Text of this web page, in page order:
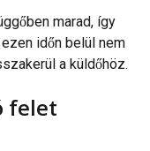
marad, így
időn belül nem
a küldőhöz.
felet